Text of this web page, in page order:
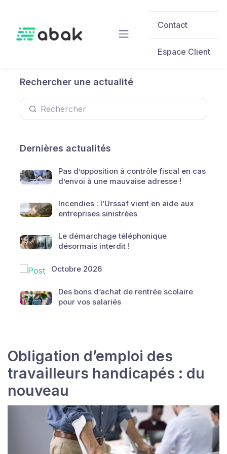
Contact
Espace Client
Rechercher une actualité
Dernières actualités
Pas d’opposition à contrôle fiscal en cas
d’envoi à une mauvaise adresse !
Incendies : l’Urssaf vient en aide aux
entreprises sinistrées
Le démarchage téléphonique
désormais interdit !
Octobre 2026
Des bons d’achat de rentrée scolaire
pour vos salariés
Obligation d’emploi des
travailleurs handicapés : du
nouveau